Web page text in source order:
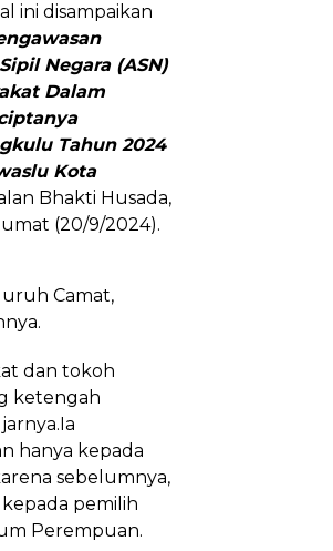
ini disampaikan
Negara (ASN)
Dalam
Tahun 2024
Kota
Bhakti Husada,
(20/9/2024).
Camat,
dan tokoh
ketengah
hanya kepada
sebelumnya,
pemilih
Perempuan.